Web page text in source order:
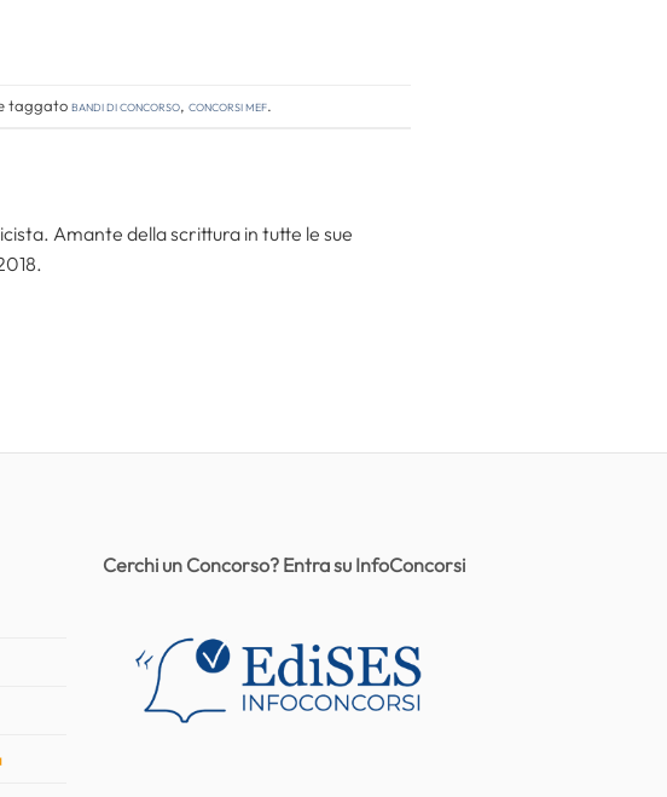
taggatobandi di concorso, concorsi mef.
Amante della scrittura in tutte le sue
Cerchi un Concorso? Entra su InfoConcorsi